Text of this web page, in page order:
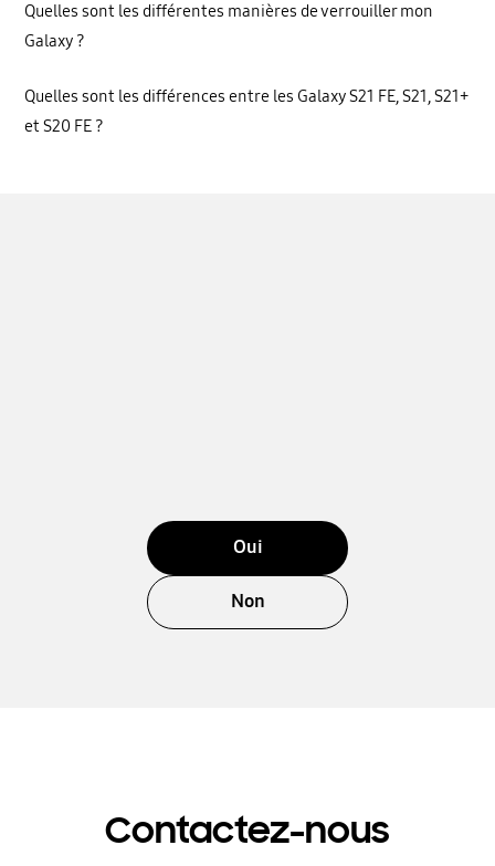
Quelles sont les différentes manières de verrouiller mon
Galaxy ?
Quelles sont les différences entre les Galaxy S21 FE, S21, S21+
et S20 FE ?
Oui
Non
Contactez-nous